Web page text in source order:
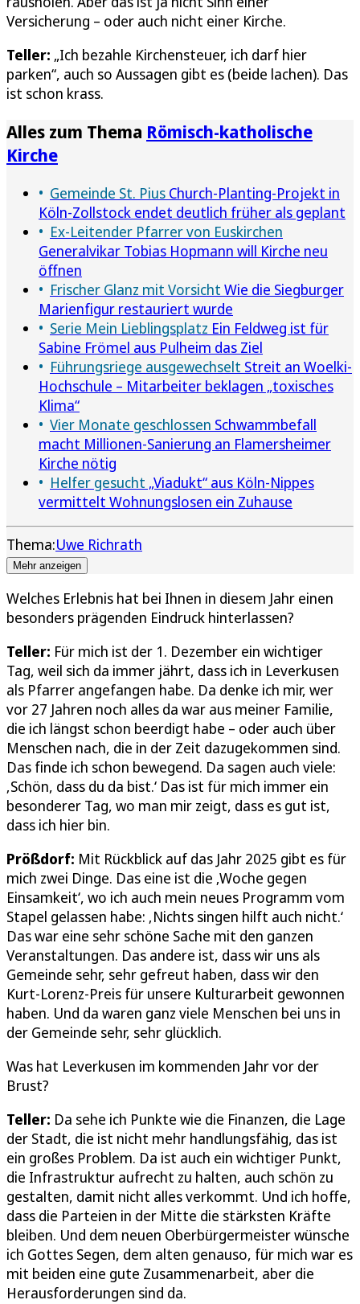
Versicherung – oder auch nicht einer Kirche.
Teller: „Ich bezahle Kirchensteuer, ich darf hier
parken“, auch so Aussagen gibt es (beide lachen). Das
ist schon krass.
Alles zum Thema Römisch-katholische
Kirche
Gemeinde St. Pius Church-Planting-Projekt in
Köln-Zollstock endet deutlich früher als geplant
Ex-Leitender Pfarrer von Euskirchen
Generalvikar Tobias Hopmann will Kirche neu
öffnen
Frischer Glanz mit Vorsicht Wie die Siegburger
Marienfigur restauriert wurde
Serie Mein Lieblingsplatz Ein Feldweg ist für
Sabine Frömel aus Pulheim das Ziel
Führungsriege ausgewechselt Streit an Woelki-
Hochschule – Mitarbeiter beklagen „toxisches
Klima“
Vier Monate geschlossen Schwammbefall
macht Millionen-Sanierung an Flamersheimer
Kirche nötig
Helfer gesucht „Viadukt“ aus Köln-Nippes
vermittelt Wohnungslosen ein Zuhause
Thema:Uwe Richrath
Mehr anzeigen
Welches Erlebnis hat bei Ihnen in diesem Jahr einen
besonders prägenden Eindruck hinterlassen?
Teller: Für mich ist der 1. Dezember ein wichtiger
Tag, weil sich da immer jährt, dass ich in Leverkusen
als Pfarrer angefangen habe. Da denke ich mir, wer
vor 27 Jahren noch alles da war aus meiner Familie,
die ich längst schon beerdigt habe – oder auch über
Menschen nach, die in der Zeit dazugekommen sind.
Das finde ich schon bewegend. Da sagen auch viele:
‚Schön, dass du da bist.‘ Das ist für mich immer ein
besonderer Tag, wo man mir zeigt, dass es gut ist,
dass ich hier bin.
Prößdorf: Mit Rückblick auf das Jahr 2025 gibt es für
mich zwei Dinge. Das eine ist die ‚Woche gegen
Einsamkeit‘, wo ich auch mein neues Programm vom
Stapel gelassen habe: ‚Nichts singen hilft auch nicht.‘
Das war eine sehr schöne Sache mit den ganzen
Veranstaltungen. Das andere ist, dass wir uns als
Gemeinde sehr, sehr gefreut haben, dass wir den
Kurt-Lorenz-Preis für unsere Kulturarbeit gewonnen
haben. Und da waren ganz viele Menschen bei uns in
der Gemeinde sehr, sehr glücklich.
Was hat Leverkusen im kommenden Jahr vor der
Brust?
Teller: Da sehe ich Punkte wie die Finanzen, die Lage
der Stadt, die ist nicht mehr handlungsfähig, das ist
ein großes Problem. Da ist auch ein wichtiger Punkt,
die Infrastruktur aufrecht zu halten, auch schön zu
gestalten, damit nicht alles verkommt. Und ich hoffe,
dass die Parteien in der Mitte die stärksten Kräfte
bleiben. Und dem neuen Oberbürgermeister wünsche
ich Gottes Segen, dem alten genauso, für mich war es
mit beiden eine gute Zusammenarbeit, aber die
Herausforderungen sind da.